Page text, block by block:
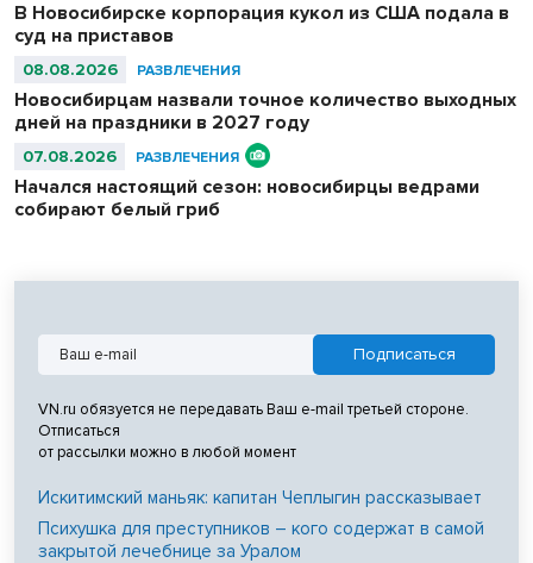
В Новосибирске корпорация кукол из США подала в
суд на приставов
08.08.2026 РАЗВЛЕЧЕНИЯ
Новосибирцам назвали точное количество выходных
дней на праздники в 2027 году
07.08.2026 РАЗВЛЕЧЕНИЯ
Начался настоящий сезон: новосибирцы ведрами
собирают белый гриб
VN.ru обязуется не передавать Ваш e-mail третьей стороне.
Отписаться
от рассылки можно в любой момент
Искитимский маньяк: капитан Чеплыгин рассказывает
Психушка для преступников – кого содержат в самой
закрытой лечебнице за Уралом